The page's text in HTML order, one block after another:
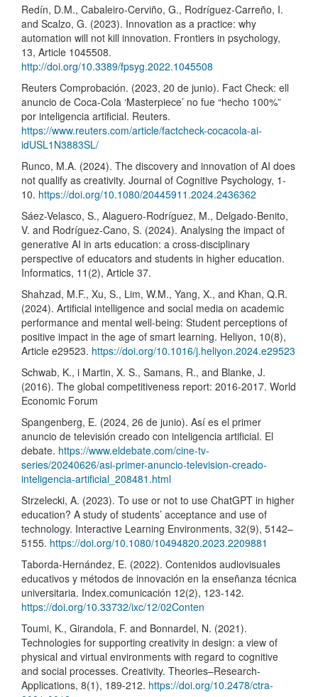
Redín, D.M., Cabaleiro-Cerviño, G., Rodríguez-Carreño, I.
and Scalzo, G. (2023). Innovation as a practice: why
automation will not kill innovation. Frontiers in psychology,
13, Article 1045508.
http://doi.org/10.3389/fpsyg.2022.1045508
Reuters Comprobación. (2023, 20 de junio). Fact Check: ell
anuncio de Coca-Cola ‘Masterpiece’ no fue “hecho 100%”
por inteligencia artificial. Reuters.
https://www.reuters.com/article/factcheck-cocacola-ai-
idUSL1N3883SL/
Runco, M.A. (2024). The discovery and innovation of AI does
not qualify as creativity. Journal of Cognitive Psychology, 1-
10. https://doi.org/10.1080/20445911.2024.2436362
Sáez-Velasco, S., Alaguero-Rodríguez, M., Delgado-Benito,
V. and Rodríguez-Cano, S. (2024). Analysing the impact of
generative AI in arts education: a cross-disciplinary
perspective of educators and students in higher education.
Informatics, 11(2), Article 37.
Shahzad, M.F., Xu, S., Lim, W.M., Yang, X., and Khan, Q.R.
(2024). Artificial intelligence and social media on academic
performance and mental well-being: Student perceptions of
positive impact in the age of smart learning. Heliyon, 10(8),
Article e29523. https://doi.org/10.1016/j.heliyon.2024.e29523
Schwab, K., i Martin, X. S., Samans, R., and Blanke, J.
(2016). The global competitiveness report: 2016-2017. World
Economic Forum
Spangenberg, E. (2024, 26 de junio). Así es el primer
anuncio de televisión creado con inteligencia artificial. El
debate. https://www.eldebate.com/cine-tv-
series/20240626/asi-primer-anuncio-television-creado-
inteligencia-artificial_208481.html
Strzelecki, A. (2023). To use or not to use ChatGPT in higher
education? A study of students’ acceptance and use of
technology. Interactive Learning Environments, 32(9), 5142–
5155. https://doi.org/10.1080/10494820.2023.2209881
Taborda-Hernández, E. (2022). Contenidos audiovisuales
educativos y métodos de innovación en la enseñanza técnica
universitaria. Index.comunicación 12(2), 123-142.
https://doi.org/10.33732/ixc/12/02Conten
Toumi, K., Girandola, F. and Bonnardel, N. (2021).
Technologies for supporting creativity in design: a view of
physical and virtual environments with regard to cognitive
and social processes. Creativity. Theories–Research-
Applications, 8(1), 189-212. https://doi.org/10.2478/ctra-